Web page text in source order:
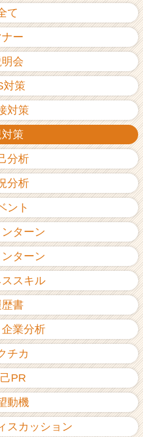
て
ー
会
対策
対策
対策
分析
分析
ント
ターン
ターン
ススキル
歴書
業分析
チカ
PR
動機
スカッション